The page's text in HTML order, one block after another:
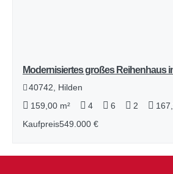
Modernisiertes großes Reihenhaus
40742, Hilden
159,00 m²
4 6 2
Kaufpreis549.000 €